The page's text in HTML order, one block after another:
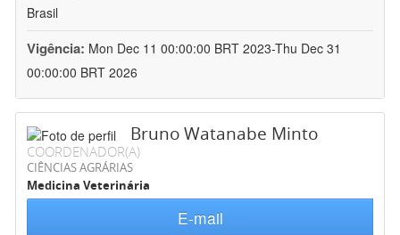
Brasil
Vigência: Mon Dec 11 00:00:00 BRT 2023-Thu Dec 31
00:00:00 BRT 2026
Bruno Watanabe Minto
COORDENADOR(A)
CIÊNCIAS AGRÁRIAS
Medicina Veterinária
E-mail